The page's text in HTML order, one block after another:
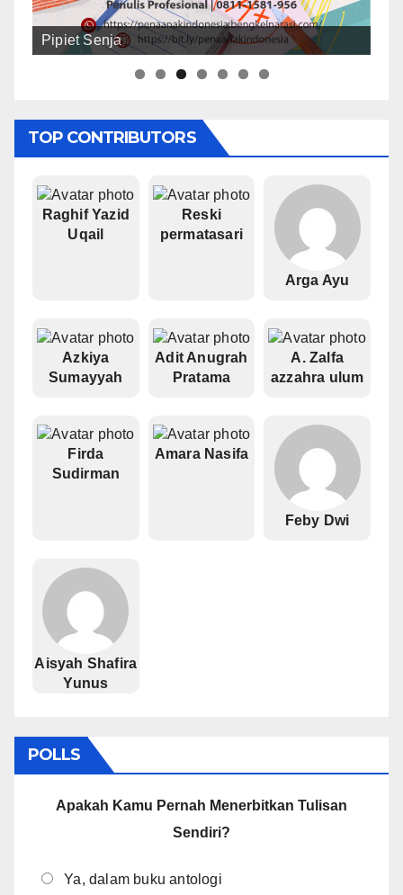
Ruslan Ismail Mage
TOP CONTRIBUTORS
Raghif Yazid
Uqail
Reski
permatasari
Arga Ayu
Azkiya
Sumayyah
Adit Anugrah
Pratama
A. Zalfa
azzahra ulum
Firda
Sudirman
Amara Nasifa
Feby Dwi
Aisyah Shafira
Yunus
POLLS
Apakah Kamu Pernah Menerbitkan Tulisan
Sendiri?
Ya, dalam buku antologi